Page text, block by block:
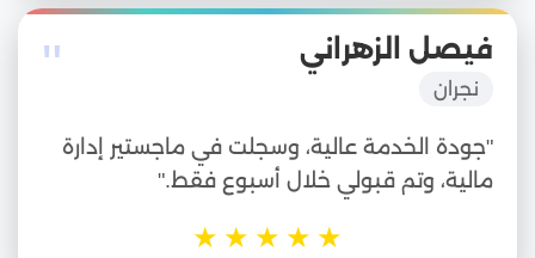
" فيصل الزهراني
نجران
"جودة الخدمة عالية، وسجلت في ماجستير إدارة
مالية، وتم قبولي خلال أسبوع فقط."
★
★
★
★
★